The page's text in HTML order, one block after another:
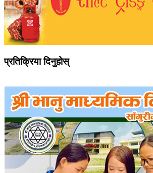
प्रतिक्रिया दिनुहोस्